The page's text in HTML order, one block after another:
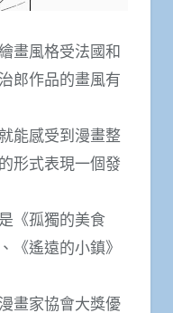
畫風格受法國和
郎作品的畫風有
能感受到漫畫整
形式表現一個發
《孤獨的美食
《遙遠的小鎮》
畫家協會大獎優